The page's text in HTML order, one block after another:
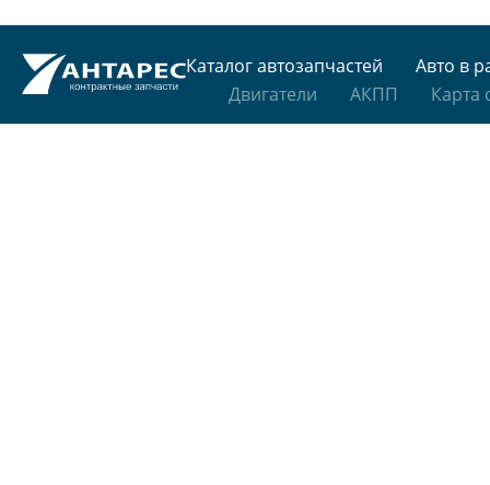
Каталог автозапчастей
Авто в
Двигатели
АКПП Карта